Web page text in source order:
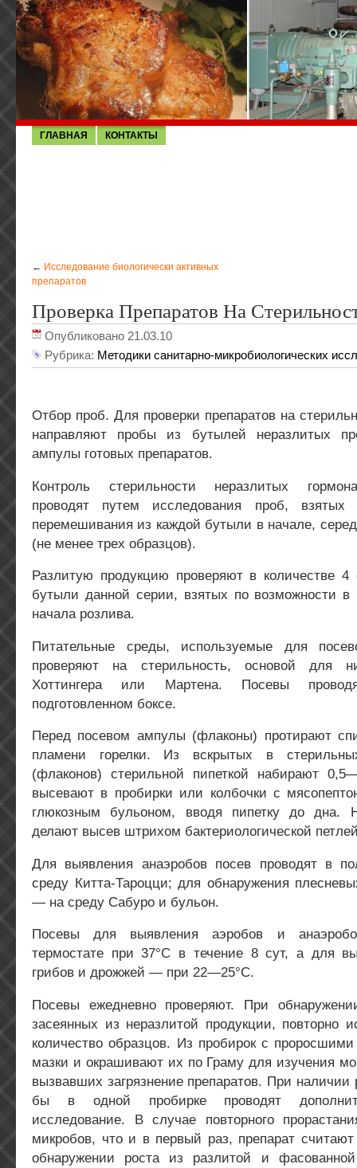
ГЛАВНАЯ КОНТАКТЫ
← Исследование биологически активных
препаратов
Проверка Препаратов На
Опубликовано 21.03.10
Рубрика: Методики санитарно-микробиологических
Отбор проб. Для проверки препаратов на
направляют пробы из бутылей неразлитых
ампулы готовых препаратов.
Контроль стерильности неразлитых
проводят путем исследования проб, взятых
перемешивания из каждой бутыли в начале,
(не менее трех образцов).
Разлитую продукцию проверяют в количестве 4
бутыли данной серии, взятых по возможности в
начала розлива.
Питательные среды, используемые для
проверяют на стерильность, основой для
Хоттингера или Мартена. Посевы
подготовленном боксе.
Перед посевом ампулы (флаконы) протирают
пламени горелки. Из вскрытых в
(флаконов) стерильной пипеткой набирают
высевают в пробирки или колбочки с
глюкозным бульоном, вводя пипетку до
делают высев штрихом бактериологической
Для выявления анаэробов посев проводят в
среду Китта-Тароцци; для обнаружения
— на среду Сабуро и бульон.
Посевы для выявления аэробов и
термостате при 37°С в течение 8 сут, а для
грибов и дрожжей — при 22—25°С.
Посевы ежедневно проверяют. При
засеянных из неразлитой продукции, повторно
количество образцов. Из пробирок с
мазки и окрашивают их по Граму для изучения
вызвавших загрязнение препаратов. При наличии
бы в одной пробирке проводят
исследование. В случае повторного
микробов, что и в первый раз, препарат
обнаружении роста из разлитой и